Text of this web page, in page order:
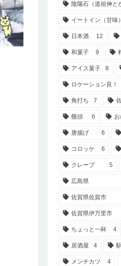
陰陽石（道祖伸と
イートイン（甘味）
日本酒 12
和菓子 9
アイス菓子 8
ロケーション良！
角打ち 7
饅頭 6
唐揚げ 6
コロッケ 6
クレープ 5
広島県
佐賀県佐賀市
佐賀県伊万里市
ちょっと一杯 4
居酒屋 4
メンチカツ 4